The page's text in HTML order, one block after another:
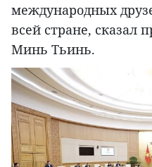
международных
всей стране, сказал
Минь Тьинь.